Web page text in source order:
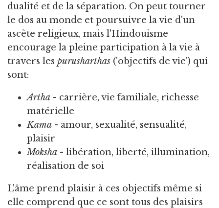
dualité et de la séparation. On peut tourner
le dos au monde et poursuivre la vie d'un
ascète religieux, mais l'Hindouisme
encourage la pleine participation à la vie à
travers les purusharthas ('objectifs de vie') qui
sont:
Artha - carrière, vie familiale, richesse
matérielle
Kama - amour, sexualité, sensualité,
plaisir
Moksha - libération, liberté, illumination,
réalisation de soi
L'âme prend plaisir à ces objectifs même si
elle comprend que ce sont tous des plaisirs